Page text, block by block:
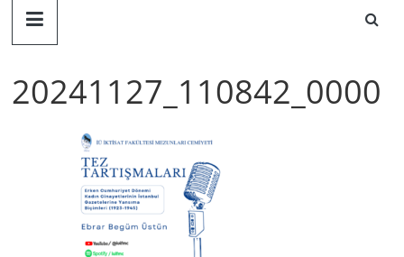
20241127_110842_0000